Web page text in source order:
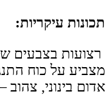
תכונות עיקריות:
רצועות בצבעים
מצביע על כוח
אדום בינוני, צהוב